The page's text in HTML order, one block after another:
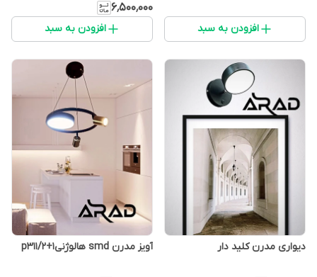
افزودن به سبد
۶٬۵۰۰٬۰۰۰
افزودن به سبد
دیواری مدرن کلید دار آویز مدرن smd هالوژنیp311/2+1